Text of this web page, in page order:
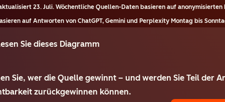
23. Juli. Wöchentliche Quellen-Daten basieren auf
auf Antworten von ChatGPT, Gemini und Perplexity Montag bis
Sie dieses Diagramm
Sie, wer die Quelle gewinnt – und werden Sie Teil der
zurückgewinnen können.